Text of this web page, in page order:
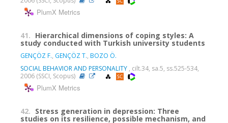
PlumX Metrics
41. Hierarchical dimensions of coping styles: A
study conducted with Turkish university students
GENÇÖZ F., GENÇÖZ T., BOZO Ö.
SOCIAL BEHAVIOR AND PERSONALITY , cilt.34, sa.5, ss.525-534,
2006 (SSCI, Scopus)
PlumX Metrics
42. Stress generation in depression: Three
studies on its resilience, possible mechanism, and